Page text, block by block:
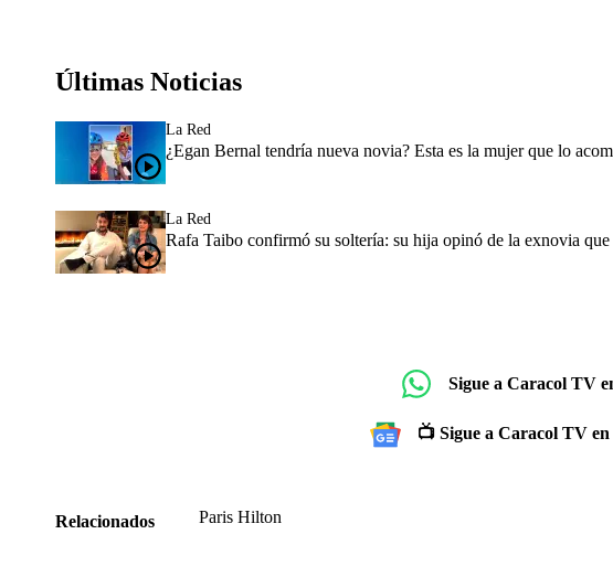
Últimas Noticias
La Red
¿Egan Bernal tendría nueva novia? Esta es la mujer que lo
La Red
Rafa Taibo confirmó su soltería: su hija opinó de la exnovia
Sigue a Caracol TV
📺 Sigue a Caracol TV
Relacionados Paris Hilton